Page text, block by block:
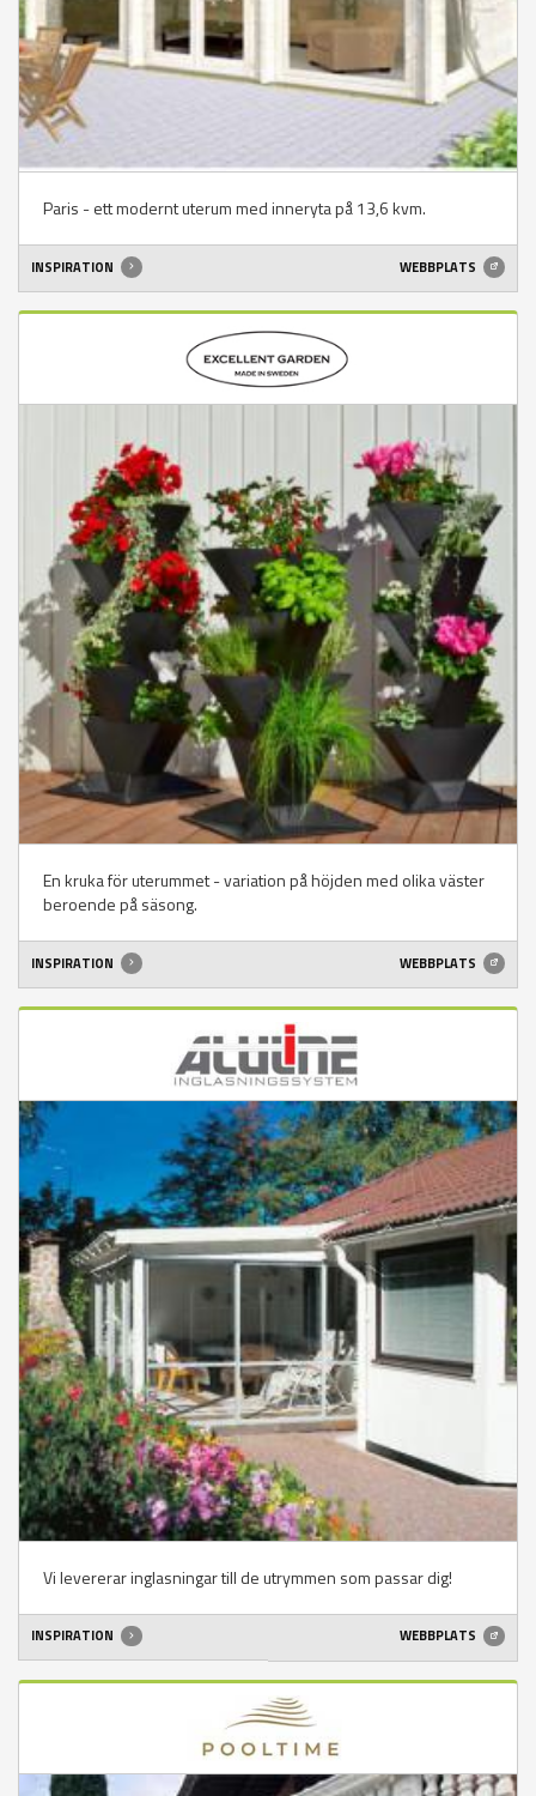
Paris - ett modernt uterum med inneryta på 13,6 kvm.
INSPIRATION WEBBPLATS
En kruka för uterummet - variation på höjden med olika väster
beroende på säsong.
INSPIRATION WEBBPLATS
Vi levererar inglasningar till de utrymmen som passar dig!
INSPIRATION WEBBPLATS